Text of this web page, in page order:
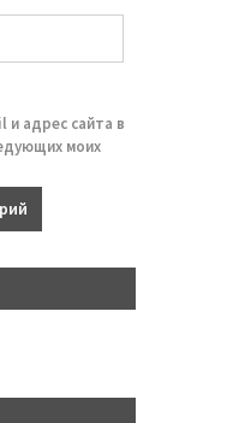
и адрес сайта в
моих